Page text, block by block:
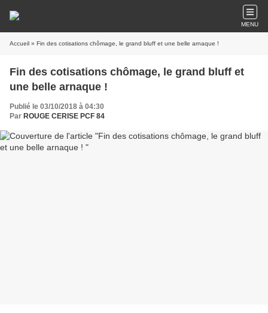
MENU
Accueil » Fin des cotisations chômage, le grand bluff et une belle arnaque !
Fin des cotisations chômage, le grand bluff et
une belle arnaque !
Publié le 03/10/2018 à 04:30
Par ROUGE CERISE PCF 84